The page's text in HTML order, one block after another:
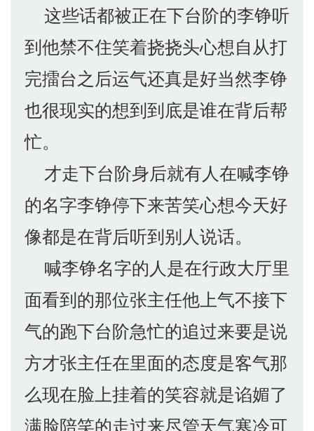
这些话都被正在下台阶的李铮听
到他禁不住笑着挠挠头心想自从打
完擂台之后运气还真是好当然李铮
也很现实的想到到底是谁在背后帮
忙。
才走下台阶身后就有人在喊李铮
的名字李铮停下来苦笑心想今天好
像都是在背后听到别人说话。
喊李铮名字的人是在行政大厅里
面看到的那位张主任他上气不接下
气的跑下台阶急忙的追过来要是说
方才张主任在里面的态度是客气那
么现在脸上挂着的笑容就是谄媚了
满脸陪笑的走过来尽管天气寒冷可